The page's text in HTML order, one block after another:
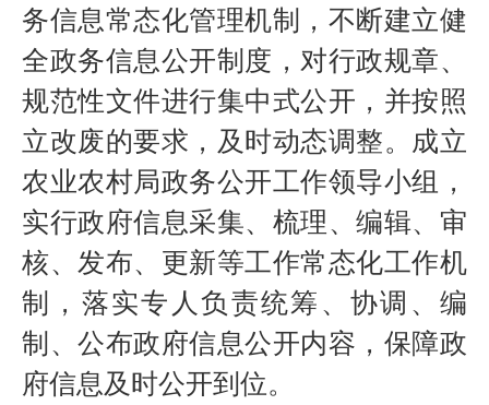
务信息常态化管理机制，不断建立健
全政务信息公开制度，对行政规章、
规范性文件进行集中式公开，并按照
立改废的要求，及时动态调整。成立
农业农村局政务公开工作领导小组，
实行政府信息采集、梳理、编辑、审
核、发布、更新等工作常态化工作机
制，落实专人负责统筹、协调、编
制、公布政府信息公开内容，保障政
府信息及时公开到位。